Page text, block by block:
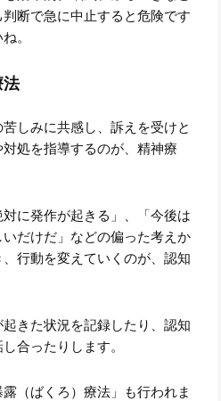
断で急に中止すると危険です
。
法
しみに共感し、訴えを受けと
処を指導するのが、精神療
対に発作が起きる」、「今後は
だけだ」などの偏った考えか
行動を変えていくのが、認知
きた状況を記録したり、認知
合ったりします。
（ばくろ）療法」も行われま